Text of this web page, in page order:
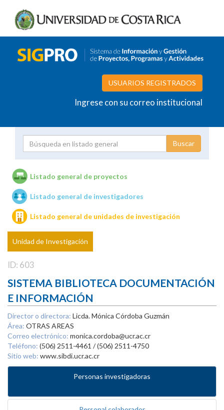
USUARIOS REGISTRADOS
Ingrese con su correo institucional
Unidades de investigación
Listado general de proyectos
Listado general de investigadores
Listado general de unidades de investigación
Unidad de Investigación
ID: 603
SISTEMA BIBLIOTECA DOCUMENTACIÓN
E INFORMACIÓN
Director o directora: Licda. Mónica Córdoba Guzmán
Área: OTRAS AREAS
Correo electrónico: monica.cordoba@ucr.ac.cr
Teléfono: (506) 2511-4461 / (506) 2511-4750
Sitio web: www.sibdi.ucr.ac.cr
Personas investigadoras